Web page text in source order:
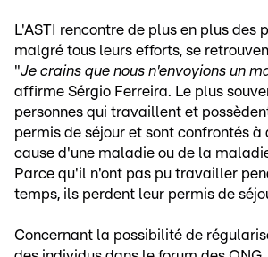
L'ASTI rencontre de plus en plus des
malgré tous leurs efforts, se
"Je crains que nous n'envoyions un
affirme Sérgio Ferreira. Le plus
personnes qui travaillent et
permis de séjour et sont confrontés à
cause d'une maladie ou de la
Parce qu'il n'ont pas pu travailler
temps, ils perdent leur permis de
Concernant la possibilité de